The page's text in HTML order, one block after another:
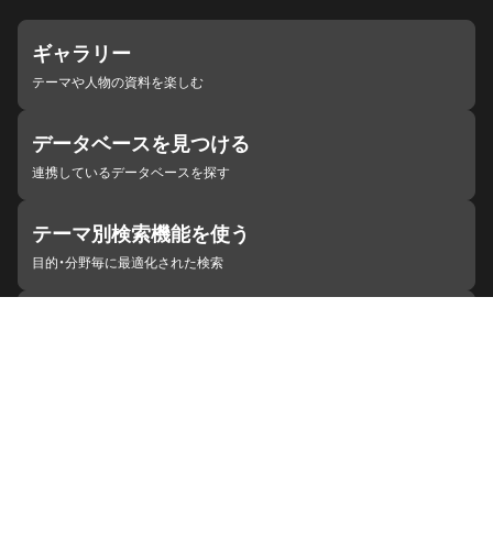
ギャラリー
テーマや人物の資料を楽しむ
データベースを見つける
連携しているデータベースを探す
テーマ別検索機能を使う
目的・分野毎に最適化された検索